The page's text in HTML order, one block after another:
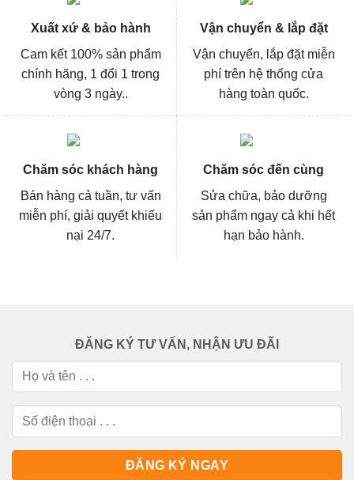
Xuất xứ & bảo hành
Cam kết 100% sản phẩm
chính hãng, 1 đổi 1 trong
vòng 3 ngày..
Vận chuyển & lắp đặt
Vận chuyển, lắp đặt miễn
phí trên hệ thống cửa
hàng toàn quốc.
Chăm sóc khách hàng
Bán hàng cả tuần, tư vấn
miễn phí, giải quyết khiếu
nại 24/7.
Chăm sóc đến cùng
Sửa chữa, bảo dưỡng
sản phẩm ngay cả khi hết
hạn bảo hành.
ĐĂNG KÝ TƯ VẤN, NHẬN ƯU ĐÃI